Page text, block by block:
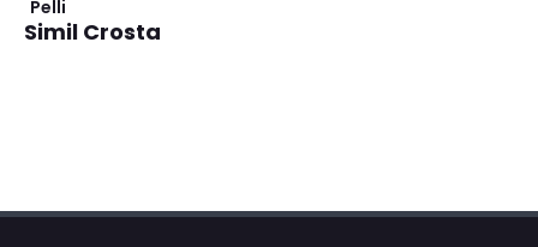
Pelli
Simil Crosta